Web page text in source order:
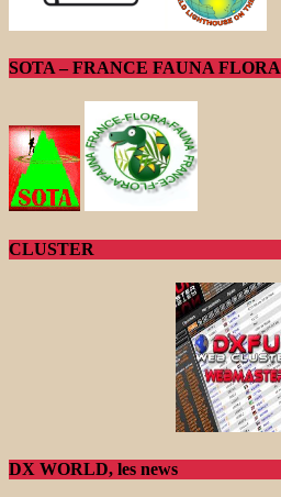
SOTA – FRANCE FAUNA FLORA
CLUSTER
DX WORLD, les news